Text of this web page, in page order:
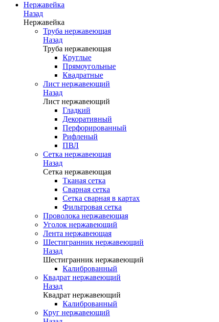
Нержавейка
Назад
Нержавейка
Труба нержавеющая
Назад
Труба нержавеющая
Круглые
Прямоугольные
Квадратные
Лист нержавеющий
Назад
Лист нержавеющий
Гладкий
Декоративный
Перфорированный
Рифленый
ПВЛ
Сетка нержавеющая
Назад
Сетка нержавеющая
Тканая сетка
Сварная сетка
Сетка сварная в картах
Фильтровая сетка
Проволока нержавеющая
Уголок нержавеющий
Лента нержавеющая
Шестигранник нержавеющий
Назад
Шестигранник нержавеющий
Калиброванный
Квадрат нержавеющий
Назад
Квадрат нержавеющий
Калиброванный
Круг нержавеющий